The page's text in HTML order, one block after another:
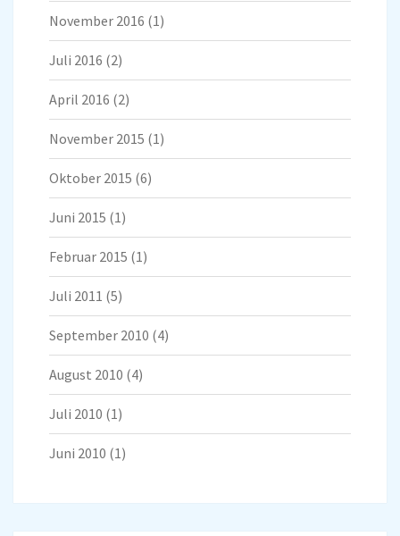
November 2016 (1)
Juli 2016 (2)
April 2016 (2)
November 2015 (1)
Oktober 2015 (6)
Juni 2015 (1)
Februar 2015 (1)
Juli 2011 (5)
September 2010 (4)
August 2010 (4)
Juli 2010 (1)
Juni 2010 (1)